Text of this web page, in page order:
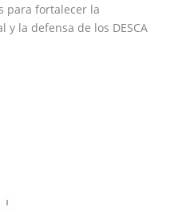
para fortalecer la
y la defensa de los DESCA